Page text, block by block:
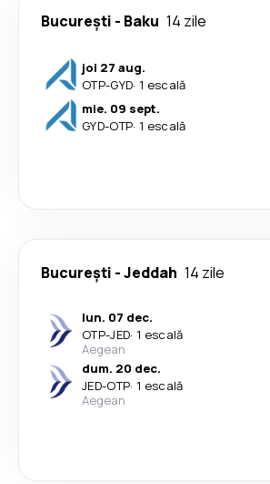
București - Baku 14 zile
joi 27 aug.
OTP-GYD· 1 escală
mie. 09 sept.
GYD-OTP· 1 escală
București -Jeddah 14 zile
lun. 07 dec.
OTP-JED· 1 escală
Aegean
dum. 20 dec.
JED-OTP· 1 escală
Aegean